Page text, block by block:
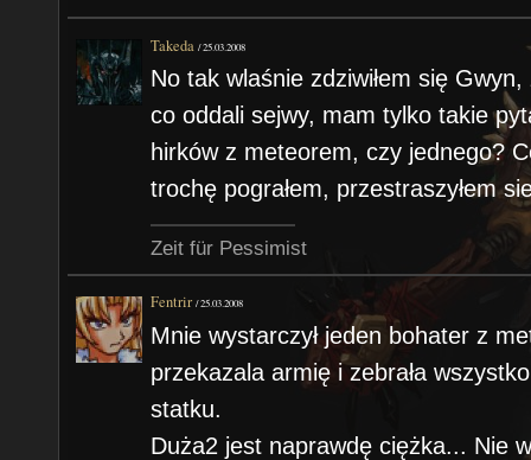
Takeda /25.03.2008
No tak wlaśnie zdziwiłem się
co oddali sejwy, mam tylko takie
hirków z meteorem, czy jednego?
trochę pograłem, przestraszyłem
Zeit für Pessimist
Fentrir /25.03.2008
Mnie wystarczył jeden bohater z
przekazala armię i zebrała
statku.
Duża2 jest naprawdę ciężka... Nie